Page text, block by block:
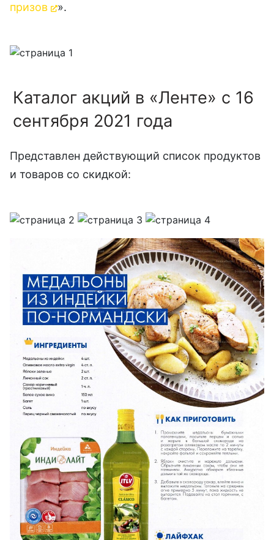
призов
».
Каталог акций в «Ленте» с 16
сентября 2021 года
Представлен действующий список продуктов
и товаров со скидкой: